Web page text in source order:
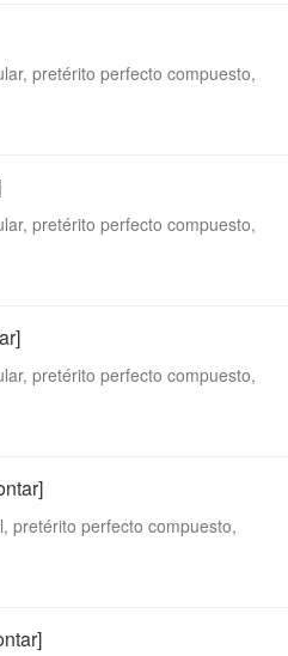
pretérito perfecto compuesto,
pretérito perfecto compuesto,
pretérito perfecto compuesto,
pretérito perfecto compuesto,